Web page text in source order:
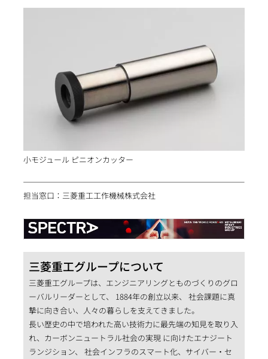
小モジュール ピニオンカッター
担当窓口：三菱重工工作機械株式会社
三菱重工グループについて
三菱重工グループは、エンジニアリングとものづくりのグロ
ーバルリーダーとして、 1884年の創立以来、 社会課題に真
摯に向き合い、人々の暮らしを支えてきました。
長い歴史の中で培われた高い技術力に最先端の知見を取り入
れ、カーボンニュートラル社会の実現 に向けたエナジート
ランジション、 社会インフラのスマート化、サイバー・セ